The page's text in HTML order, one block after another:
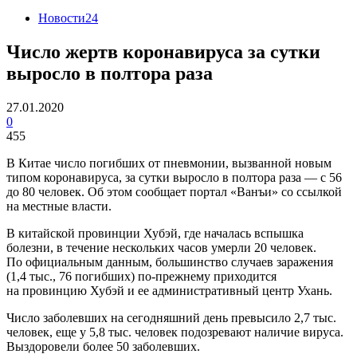
Новости24
Число жертв коронавируса за сутки
выросло в полтора раза
27.01.2020
0
455
В Китае число погибших от пневмонии, вызванной новым
типом коронавируса, за сутки выросло в полтора раза — с 56
до 80 человек. Об этом сообщает портал «Ванъи» со ссылкой
на местные власти.
В китайской провинции Хубэй, где началась вспышка
болезни, в течение нескольких часов умерли 20 человек.
По официальным данным, большинство случаев заражения
(1,4 тыс., 76 погибших) по-прежнему приходится
на провинцию Хубэй и ее административный центр Ухань.
Число заболевших на сегодняшний день превысило 2,7 тыс.
человек, еще у 5,8 тыс. человек подозревают наличие вируса.
Выздоровели более 50 заболевших.